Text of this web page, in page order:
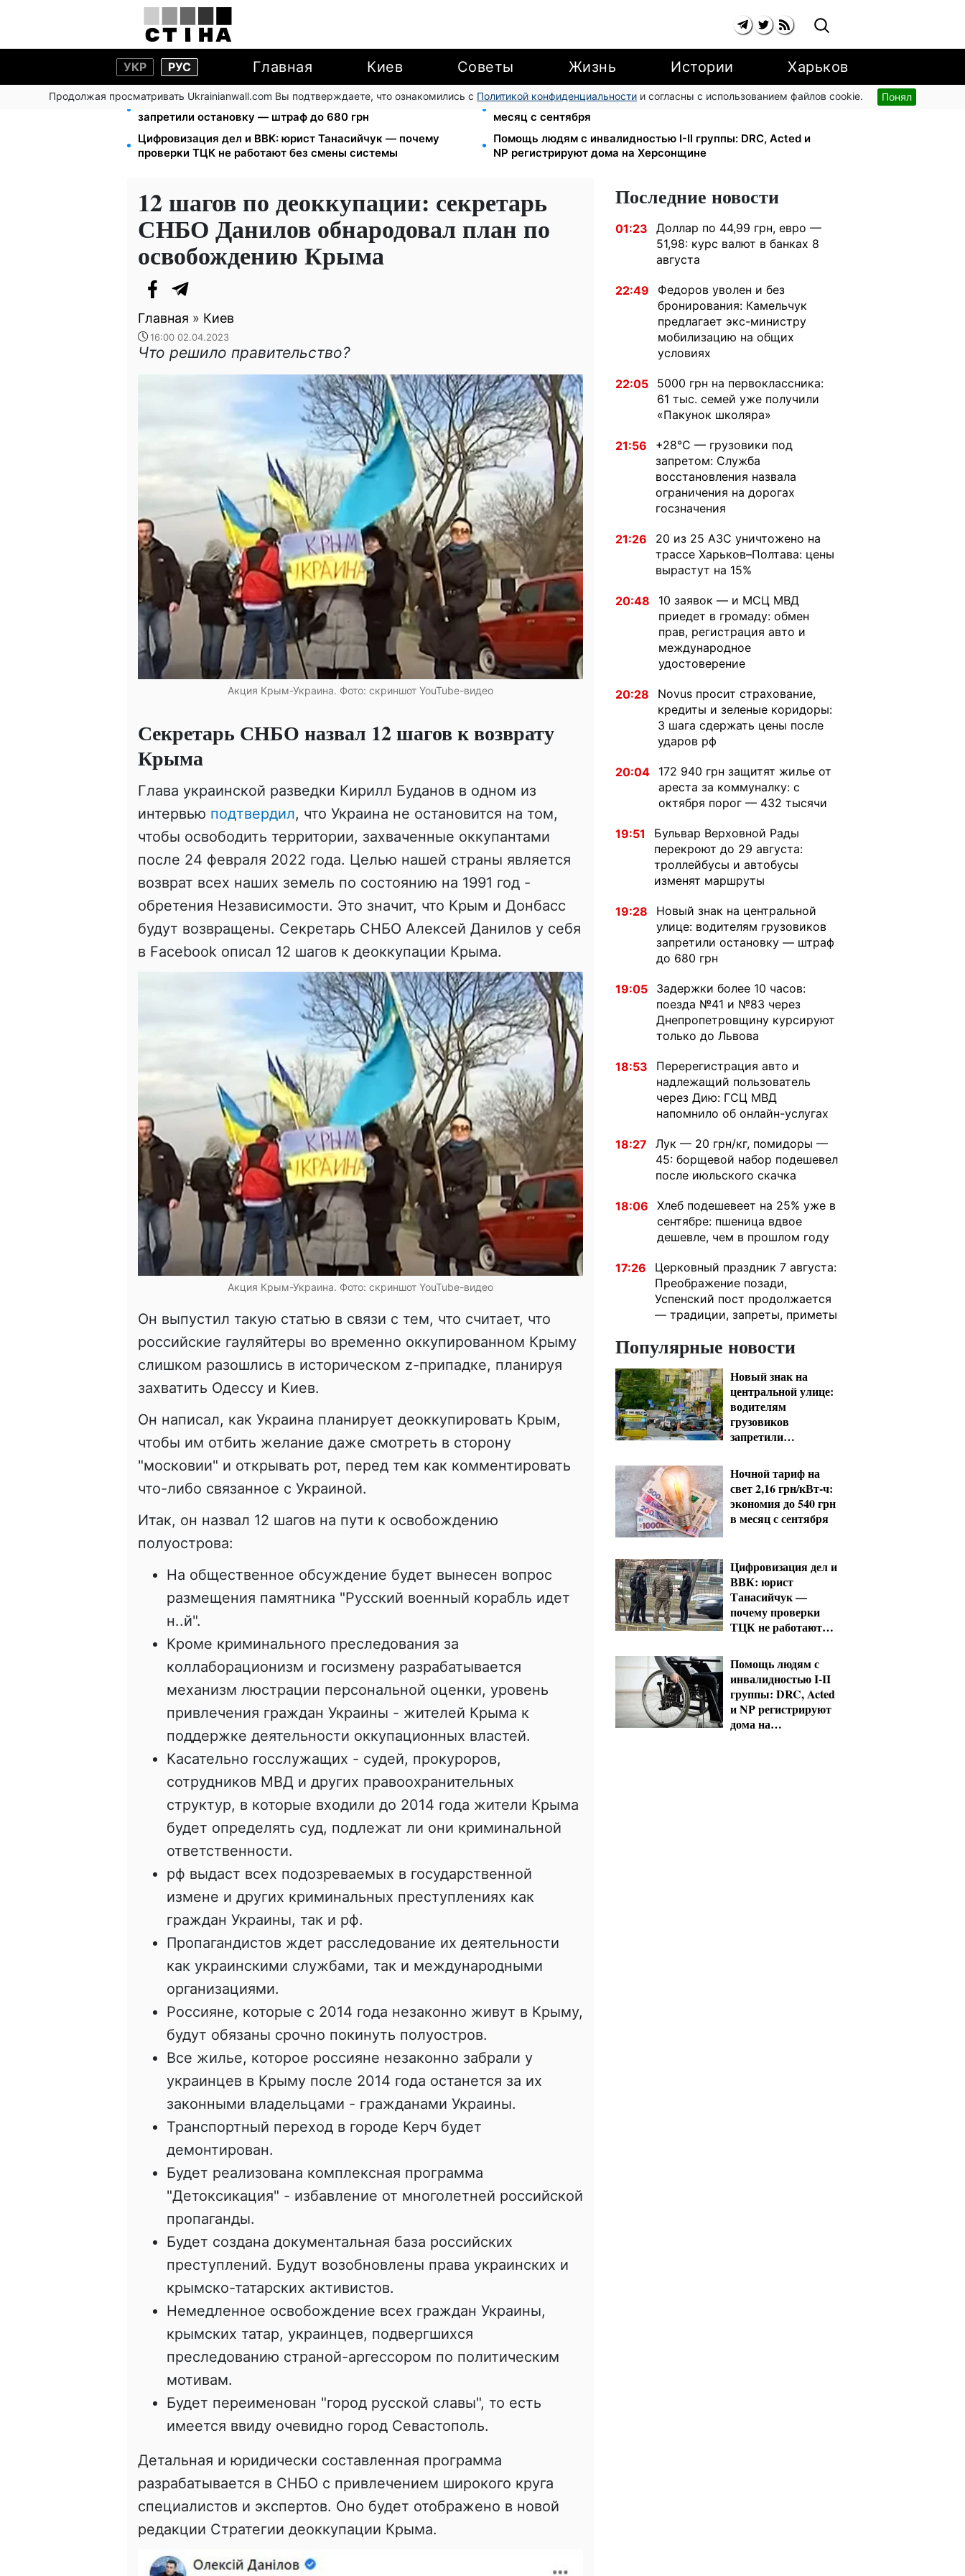
УКР РУС Главная Киев Советы Жизнь Истории Харьков
Продолжая просматривать Ukrainianwall.com Вы подтверждаете, что ознакомились с Политикой конфиденциальности и согласны с использованием файлов cookie. Понял
Новый знак на центральной улице: водителям грузовиков
запретили остановку — штраф до 680 грн
Ночной тариф на свет 2,16 грн/кВт-ч: экономия до 540 грн в
месяц с сентября
Цифровизация дел и ВВК: юрист Танасийчук — почему
проверки ТЦК не работают без смены системы
Помощь людям с инвалидностью I-II группы: DRC, Acted и
NP регистрируют дома на Херсонщине
12 шагов по деоккупации: секретарь
СНБО Данилов обнародовал план по
освобождению Крыма
Главная » Киев
16:00 02.04.2023
Что решило правительство?
Акция Крым-Украина. Фото: скриншот YouTube-видео
Секретарь СНБО назвал 12 шагов к возврату
Крыма
Глава украинской разведки Кирилл Буданов в одном из
интервью подтвердил, что Украина не остановится на том,
чтобы освободить территории, захваченные оккупантами
после 24 февраля 2022 года. Целью нашей страны является
возврат всех наших земель по состоянию на 1991 год -
обретения Независимости. Это значит, что Крым и Донбасс
будут возвращены. Секретарь СНБО Алексей Данилов у себя
в Facebook описал 12 шагов к деоккупации Крыма.
Акция Крым-Украина. Фото: скриншот YouTube-видео
Он выпустил такую статью в связи с тем, что считает, что
российские гауляйтеры во временно оккупированном Крыму
слишком разошлись в историческом z-припадке, планируя
захватить Одессу и Киев.
Он написал, как Украина планирует деоккупировать Крым,
чтобы им отбить желание даже смотреть в сторону
"московии" и открывать рот, перед тем как комментировать
что-либо связанное с Украиной.
Итак, он назвал 12 шагов на пути к освобождению
полуострова:
На общественное обсуждение будет вынесен вопрос
размещения памятника "Русский военный корабль идет
н..й".
Кроме криминального преследования за
коллаборационизм и госизмену разрабатывается
механизм люстрации персональной оценки, уровень
привлечения граждан Украины - жителей Крыма к
поддержке деятельности оккупационных властей.
Касательно госслужащих - судей, прокуроров,
сотрудников МВД и других правоохранительных
структур, в которые входили до 2014 года жители Крыма
будет определять суд, подлежат ли они криминальной
ответственности.
рф выдаст всех подозреваемых в государственной
измене и других криминальных преступлениях как
граждан Украины, так и рф.
Пропагандистов ждет расследование их деятельности
как украинскими службами, так и международными
организациями.
Россияне, которые с 2014 года незаконно живут в Крыму,
будут обязаны срочно покинуть полуостров.
Все жилье, которое россияне незаконно забрали у
украинцев в Крыму после 2014 года останется за их
законными владельцами - гражданами Украины.
Транспортный переход в городе Керч будет
демонтирован.
Будет реализована комплексная программа
"Детоксикация" - избавление от многолетней российской
пропаганды.
Будет создана документальная база российских
преступлений. Будут возобновлены права украинских и
крымско-татарских активистов.
Немедленное освобождение всех граждан Украины,
крымских татар, украинцев, подвергшихся
преследованию страной-аргессором по политическим
мотивам.
Будет переименован "город русской славы", то есть
имеется ввиду очевидно город Севастополь.
Детальная и юридически составленная программа
разрабатывается в СНБО с привлечением широкого круга
специалистов и экспертов. Оно будет отображено в новой
редакции Стратегии деоккупации Крыма.
Последние новости
01:23
Доллар по 44,99 грн, евро —
51,98: курс валют в банках 8
августа
22:49
Федоров уволен и без
бронирования: Камельчук
предлагает экс-министру
мобилизацию на общих
условиях
22:05
5000 грн на первоклассника:
61 тыс. семей уже получили
«Пакунок школяра»
21:56
+28°C — грузовики под
запретом: Служба
восстановления назвала
ограничения на дорогах
госзначения
21:26
20 из 25 АЗС уничтожено на
трассе Харьков–Полтава: цены
вырастут на 15%
20:48
10 заявок — и МСЦ МВД
приедет в громаду: обмен
прав, регистрация авто и
международное
удостоверение
20:28
Novus просит страхование,
кредиты и зеленые коридоры:
3 шага сдержать цены после
ударов рф
20:04
172 940 грн защитят жилье от
ареста за коммуналку: с
октября порог — 432 тысячи
19:51
Бульвар Верховной Рады
перекроют до 29 августа:
троллейбусы и автобусы
изменят маршруты
19:28
Новый знак на центральной
улице: водителям грузовиков
запретили остановку — штраф
до 680 грн
19:05
Задержки более 10 часов:
поезда №41 и №83 через
Днепропетровщину курсируют
только до Львова
18:53
Перерегистрация авто и
надлежащий пользователь
через Дию: ГСЦ МВД
напомнило об онлайн-услугах
18:27
Лук — 20 грн/кг, помидоры —
45: борщевой набор подешевел
после июльского скачка
18:06
Хлеб подешевеет на 25% уже в
сентябре: пшеница вдвое
дешевле, чем в прошлом году
17:26
Церковный праздник 7 августа:
Преображение позади,
Успенский пост продолжается
— традиции, запреты, приметы
Популярные новости
Новый знак на
центральной улице:
водителям
грузовиков
запретили
до 680 грн
Ночной тариф на
свет 2,16 грн/кВт-ч:
экономия до 540 грн
в месяц с сентября
Цифровизация дел и
ВВК: юрист
Танасийчук —
почему проверки
ТЦК не работают
Помощь людям с
инвалидностью I-II
группы: DRC, Acted
и NP регистрируют
дома на